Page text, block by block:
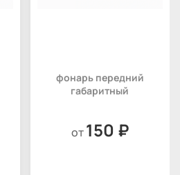
фонарь передний
габаритный
от150 ₽